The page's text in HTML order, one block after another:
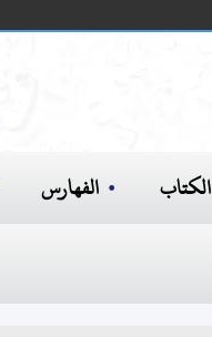
الكتاب الفهارس